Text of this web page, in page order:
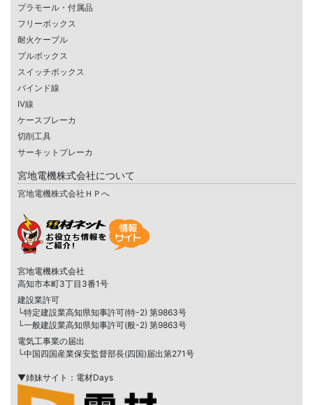
プラモール・付属品
フリーボックス
耐火ケーブル
プルボックス
スイッチボックス
バインド線
IV線
ケースブレーカ
切削工具
サーキットブレーカ
宮地電機株式会社について
宮地電機株式会社ＨＰへ
宮地電機株式会社
高知市本町3丁目3番1号
建設業許可
└特定建設業高知県知事許可(特-2) 第9863号
└一般建設業高知県知事許可(般-2) 第9863号
電気工事業の届出
└中国四国産業保安監督部長(四国)届出第271号
▼姉妹サイト：電材Days